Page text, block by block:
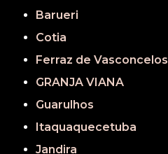
Barueri
Cotia
Ferraz de Vasconcelos
GRANJA VIANA
Guarulhos
Itaquaquecetuba
Jandira